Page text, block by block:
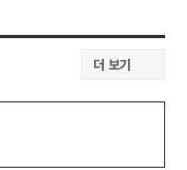
더 보기